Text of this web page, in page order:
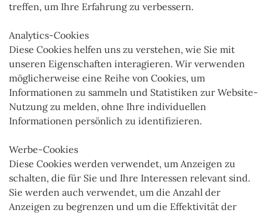
treffen, um Ihre Erfahrung zu verbessern.
Analytics-Cookies
Diese Cookies helfen uns zu verstehen, wie Sie mit
unseren Eigenschaften interagieren. Wir verwenden
möglicherweise eine Reihe von Cookies, um
Informationen zu sammeln und Statistiken zur Website-
Nutzung zu melden, ohne Ihre individuellen
Informationen persönlich zu identifizieren.
Werbe-Cookies
Diese Cookies werden verwendet, um Anzeigen zu
schalten, die für Sie und Ihre Interessen relevant sind.
Sie werden auch verwendet, um die Anzahl der
Anzeigen zu begrenzen und um die Effektivität der